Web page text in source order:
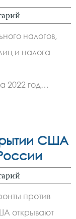
налогов,
и налога
2022 год…
США
против
открывают